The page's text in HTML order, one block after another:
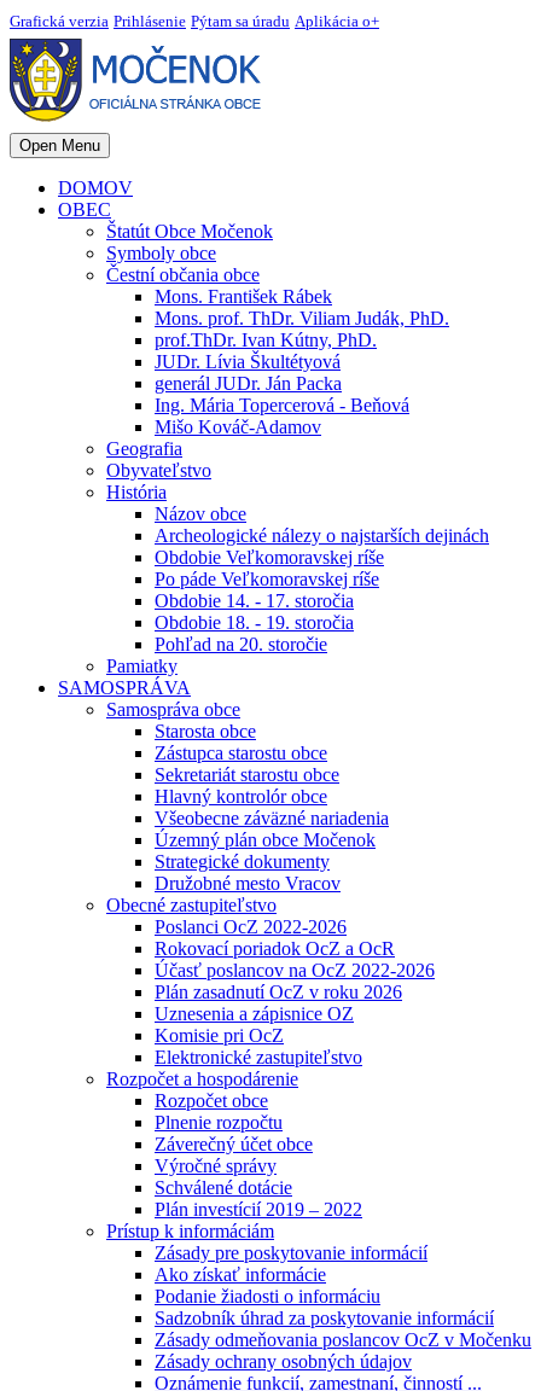
Grafická verzia Prihlásenie Pýtam sa úradu Aplikácia o+
Open Menu
DOMOV
OBEC
Štatút Obce Močenok
Symboly obce
Čestní občania obce
Mons. František Rábek
Mons. prof. ThDr. Viliam Judák, PhD.
prof.ThDr. Ivan Kútny, PhD.
JUDr. Lívia Škultétyová
generál JUDr. Ján Packa
Ing. Mária Topercerová - Beňová
Mišo Kováč-Adamov
Geografia
Obyvateľstvo
História
Názov obce
Archeologické nálezy o najstarších dejinách
Obdobie Veľkomoravskej ríše
Po páde Veľkomoravskej ríše
Obdobie 14. - 17. storočia
Obdobie 18. - 19. storočia
Pohľad na 20. storočie
Pamiatky
SAMOSPRÁVA
Samospráva obce
Starosta obce
Zástupca starostu obce
Sekretariát starostu obce
Hlavný kontrolór obce
Všeobecne záväzné nariadenia
Územný plán obce Močenok
Strategické dokumenty
Družobné mesto Vracov
Obecné zastupiteľstvo
Poslanci OcZ 2022-2026
Rokovací poriadok OcZ a OcR
Účasť poslancov na OcZ 2022-2026
Plán zasadnutí OcZ v roku 2026
Uznesenia a zápisnice OZ
Komisie pri OcZ
Elektronické zastupiteľstvo
Rozpočet a hospodárenie
Rozpočet obce
Plnenie rozpočtu
Záverečný účet obce
Výročné správy
Schválené dotácie
Plán investícií 2019 – 2022
Prístup k informáciám
Zásady pre poskytovanie informácií
Ako získať informácie
Podanie žiadosti o informáciu
Sadzobník úhrad za poskytovanie informácií
Zásady odmeňovania poslancov OcZ v Močenku
Zásady ochrany osobných údajov
Oznámenie funkcií, zamestnaní, činností ...